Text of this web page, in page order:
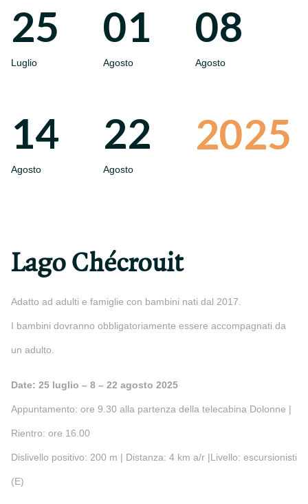
25
Luglio
01
Agosto
08
Agosto
14
Agosto
22
Agosto
2025
Lago Chécrouit
Adatto ad adulti e famiglie con bambini nati dal 2017.
I bambini dovranno obbligatoriamente essere accompagnati da
un adulto.
Date: 25 luglio – 8 – 22 agosto 2025
Appuntamento: ore 9.30 alla partenza della telecabina Dolonne |
Rientro: ore 16.00
Dislivello positivo: 200 m | Distanza: 4 km a/r |Livello: escursionisti
(E)